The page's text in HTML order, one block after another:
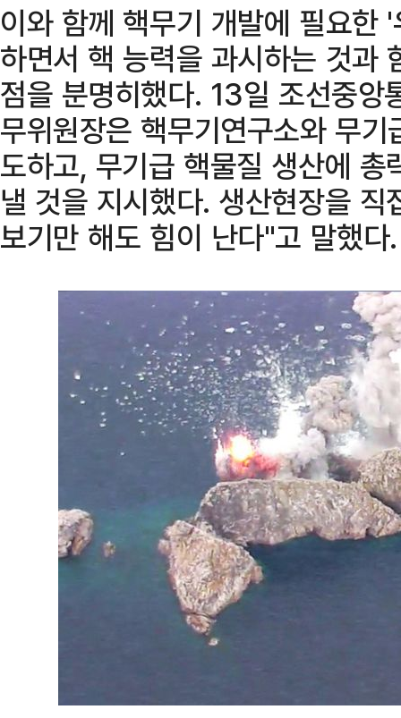
이와 함께 핵무기 개발에 필요한
하면서 핵 능력을 과시하는 것과
점을 분명히했다. 13일 조선중앙
무위원장은 핵무기연구소와 무
도하고, 무기급 핵물질 생산에
낼 것을 지시했다. 생산현장을
보기만 해도 힘이 난다"고 말했다.